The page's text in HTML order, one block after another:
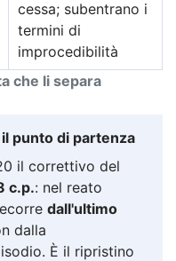
che li separa
cessa; subentrano i
termini di
improcedibilità
punto di partenza
il correttivo del
c.p.: nel reato
dall'ultimo
dalla
È il ripristino